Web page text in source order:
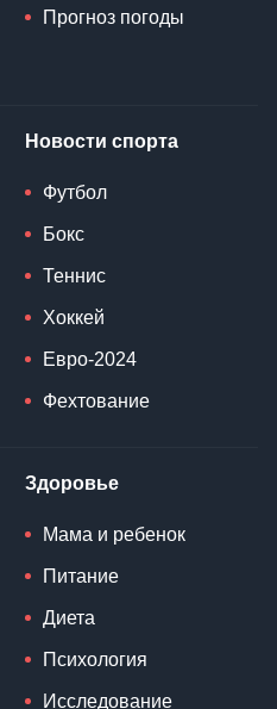
Прогноз погоды
Новости спорта
Футбол
Бокс
Теннис
Хоккей
Евро-2024
Фехтование
Здоровье
Мама и ребенок
Питание
Диета
Психология
Исследование